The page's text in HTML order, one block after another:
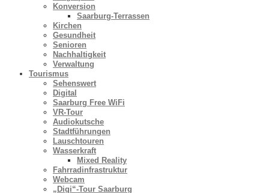
Konversion
Saarburg-Terrassen
Kirchen
Gesundheit
Senioren
Nachhaltigkeit
Verwaltung
Tourismus
Sehenswert
Digital
Saarburg Free WiFi
VR-Tour
Audiokutsche
Stadtführungen
Lauschtouren
Wasserkraft
Mixed Reality
Fahrradinfrastruktur
Webcam
„Digi“-Tour Saarburg